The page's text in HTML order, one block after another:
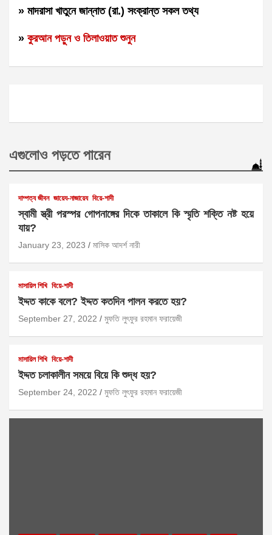
» মাদরাসা খাতুনে জান্নাত (রা.) সংক্রান্ত সকল তথ্য
» কুরআন পড়ুন ও তিলাওয়াত শুনুন
এগুলোও পড়তে পারেন
দাম্পত্য জীবন জায়েয-নাজায়েয বিয়ে-শাদী
স্বামী স্ত্রী পরস্পর গোপনাঙ্গের দিকে তাকালে কি স্মৃতি শক্তি নষ্ট হয়ে
যায়?
January 23, 2023 মাসিক আদর্শ নারী
মাসায়িল শিখি বিয়ে-শাদী
ইদ্দত কাকে বলে? ইদ্দত কতদিন পালন করতে হয়?
September 27, 2022 মুফতি লুৎফুর রহমান ফরায়েজী
মাসায়িল শিখি বিয়ে-শাদী
ইদ্দত চলাকালীন সময়ে বিয়ে কি শুদ্ধ হয়?
September 24, 2022 মুফতি লুৎফুর রহমান ফরায়েজী